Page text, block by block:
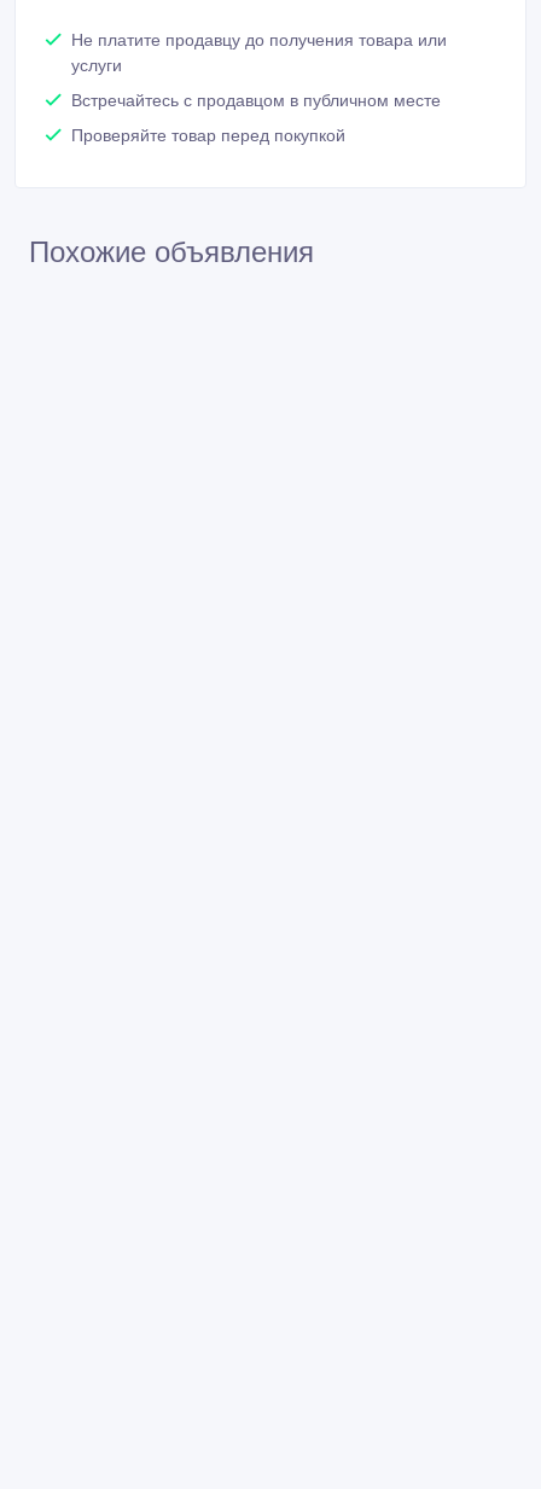
Не платите продавцу до получения товара или
услуги
Встречайтесь с продавцом в публичном месте
Проверяйте товар перед покупкой
Похожие объявления